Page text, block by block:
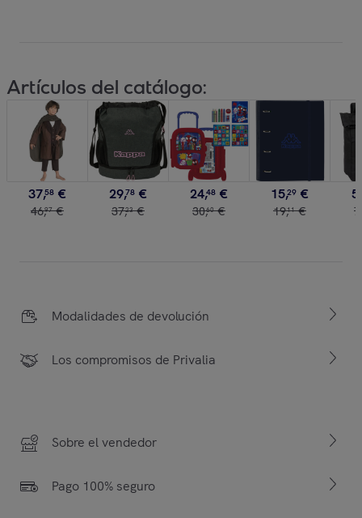
Artículos del catálogo:
37,58 €
46,97 €
29,78 €
37,23 €
24,48 €
30,60 €
15,29 €
19,11 €
Modalidades de devolución
Los compromisos de Privalia
Sobre el vendedor
Pago 100% seguro